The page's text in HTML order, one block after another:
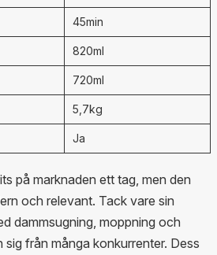
45min
820ml
720ml
5,7kg
Ja
på marknaden ett tag, men den
och relevant. Tack vare sin
dammsugning, moppning och
sig från många konkurrenter. Dess